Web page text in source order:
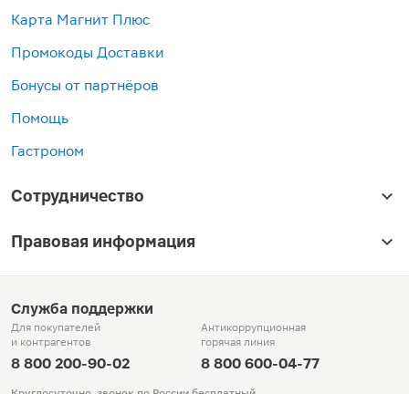
Карта Магнит Плюс
Промокоды Доставки
Бонусы от партнёров
Помощь
Гастроном
Сотрудничество
Правовая информация
Служба поддержки
Для покупателей
и контрагентов
8 800 200-90-02
Антикоррупционная
горячая линия
8 800 600-04-77